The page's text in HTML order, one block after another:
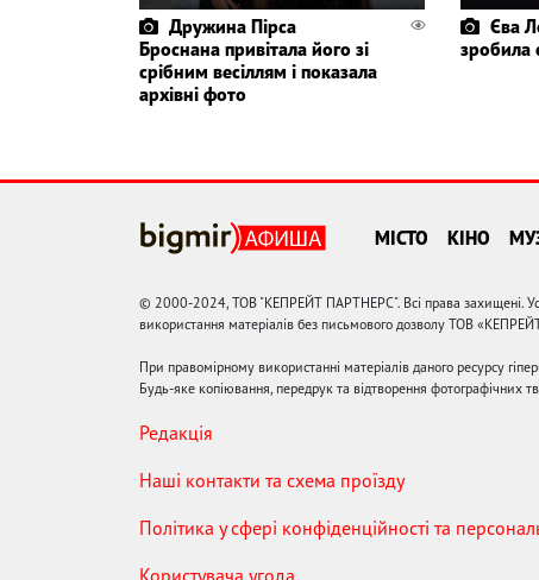
Дружина Пірса
Броснана привітала його зі
срібним весіллям і показала
архівні фото
Єва
зробила
МІСТО КІНО
© 2000-2024, ТОВ "КЕПРЕЙТ ПАРТНЕРС". Всі права захищені.
використання матеріалів без письмового дозволу ТОВ
При правомірному використанні матеріалів даного ресурсу
Будь-яке копіювання, передрук та відтворення фотографічних
Редакція
Наші контакти та схема проїзду
Політика у сфері конфіденційності та